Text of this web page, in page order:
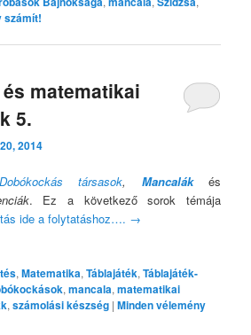
számít!
matematikai
5.
2014
Dobókockás társasok, Mancalákés
. Ez a következő sorok témája
ide a folytatáshoz…. →
,Matematika,Táblajáték,Táblajáték-
,mancala,matematikai
,számolási készség |Minden vélemény